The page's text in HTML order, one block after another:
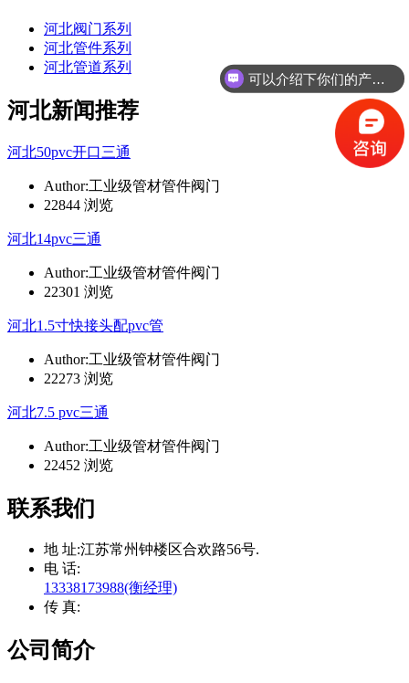
河北阀门系列
河北管件系列
河北管道系列
河北新闻推荐
河北50pvc开口三通
Author:工业级管材管件阀门
22844 浏览
河北14pvc三通
Author:工业级管材管件阀门
22301 浏览
河北1.5寸快接头配pvc管
Author:工业级管材管件阀门
22273 浏览
河北7.5 pvc三通
Author:工业级管材管件阀门
22452 浏览
联系我们
地 址:江苏常州钟楼区合欢路56号.
电 话:
13338173988(衡经理)
传 真:
公司简介
可以介绍下你们的产品么